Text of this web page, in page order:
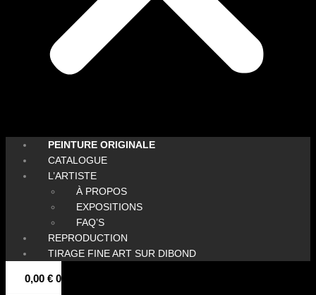
PEINTURE ORIGINALE
CATALOGUE
L’ARTISTE
À PROPOS
EXPOSITIONS
FAQ’S
REPRODUCTION
TIRAGE FINE ART SUR DIBOND
0,00 € 0